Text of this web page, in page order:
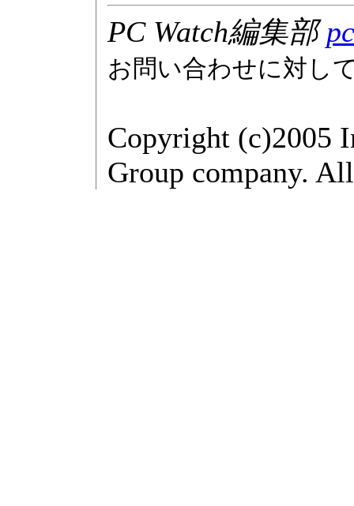
PC Watch編集部
お問い合わせに対し
Copyright (c)2005
Group company.